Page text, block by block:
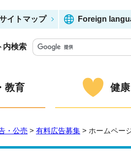
イトマップ Foreign
内検索
教育 健
・公売 > 有料広告募集 > ホームペー